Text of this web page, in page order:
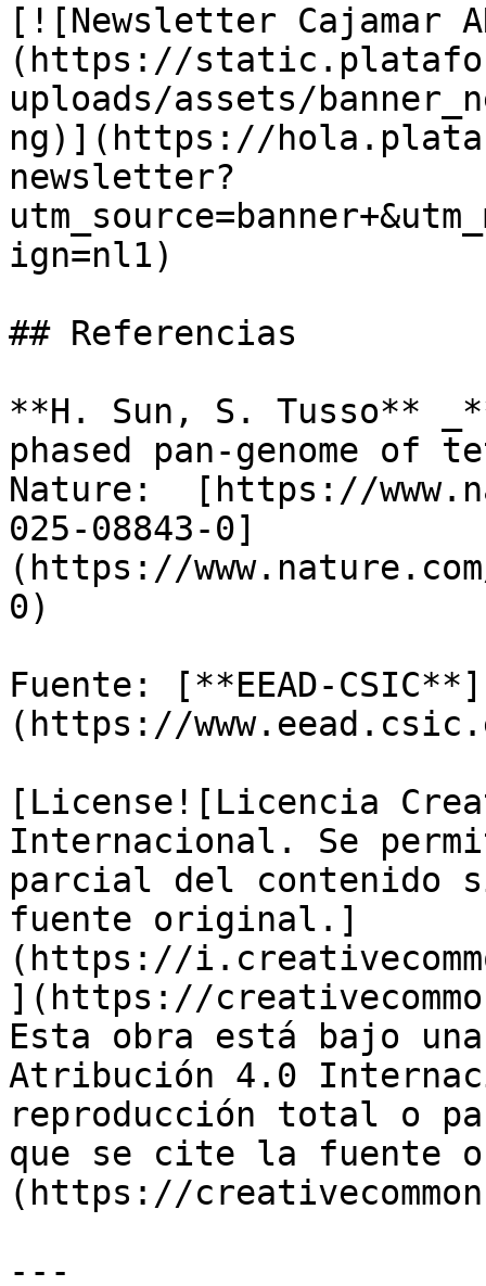
[![Newsletter Cajamar
(https://
uploads/assets/
ng)](https://
newsletter?
ign=nl1)
## Referencias
**H. Sun, S. Tusso**
phased pan-genome of
Nature:  [https://
025-08843-0]
(https://
0)
Fuente: [**EEAD-CSIC**]
(https://
[License![Licencia
Internacional. Se
parcial del contenido
fuente original.]
(https://
](https://
Esta obra está bajo
Atribución 4.0
reproducción total o
que se cite la fuente
(https://
---